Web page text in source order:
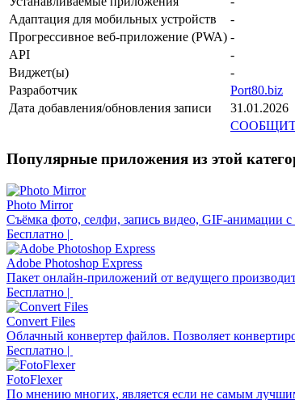
Адаптация для мобильных устройств
-
Прогрессивное веб-приложение (PWA) -
API
-
Виджет(ы)
-
Разработчик
Port80.biz
Дата добавления/обновления записи
31.01.2026
Популярные приложения из этой
Photo Mirror
Съёмка фото, селфи, запись видео, GIF-анимации с
Бесплатно |
Adobe Photoshop Express
Пакет онлайн-приложений от ведущего
Бесплатно |
Convert Files
Облачный конвертер файлов. Позволяет
Бесплатно |
FotoFlexer
По мнению многих, является если не самым